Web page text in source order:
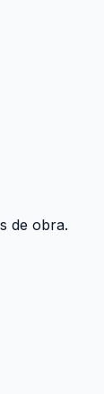
de obra.